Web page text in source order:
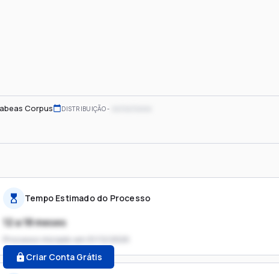
Corpus DISTRIBUIÇÃO
Tempo Estimado do Processo
12 a 18 meses
Processo iniciado em
Criar Conta Grátis